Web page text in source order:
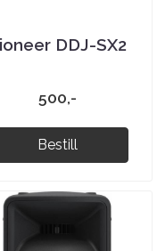
DDJ-SX2
500,-
Bestill